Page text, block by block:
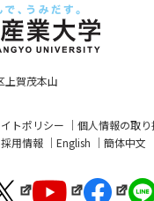
上賀茂本山
トポリシー
個人情報の取
採用情報 English 簡体中文